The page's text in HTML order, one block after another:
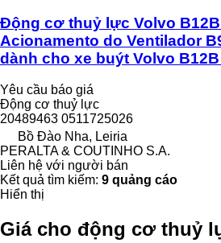
Động cơ thuỷ lực Volvo
Acionamento do Ventilador
dành cho xe buýt Volvo
Yêu cầu báo giá
Động cơ thuỷ lực
20489463 0511725026
Bồ Đào Nha, Leiria
PERALTA & COUTINHO S.A.
Liên hệ với người bán
Kết quả tìm kiếm: 9 quảng cáo
Hiển thị
Giá cho động cơ thuỷ